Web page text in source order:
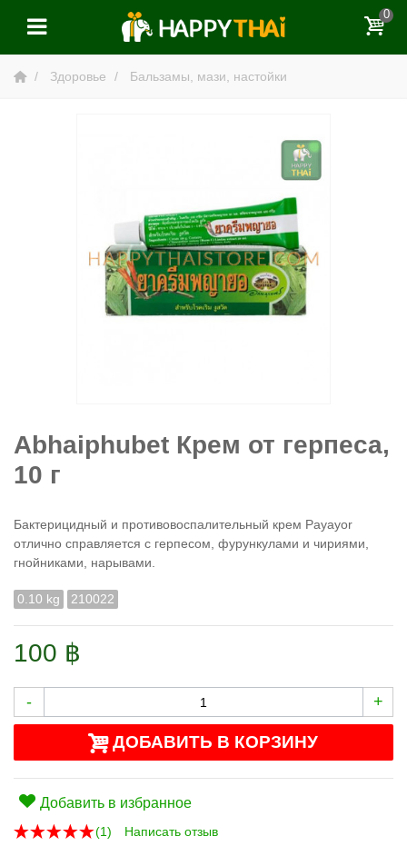
0
Здоровье Бальзамы, мази, настойки
Abhaiphubet Крем от герпеса,
10 г
Бактерицидный и противовоспалительный крем Payayor
отлично справляется с герпесом, фурункулами и чириями,
гнойниками, нарывами.
0.10 kg 210022
100 ฿
- +
ДОБАВИТЬ В КОРЗИНУ
Добавить в избранное
(1) Написать отзыв